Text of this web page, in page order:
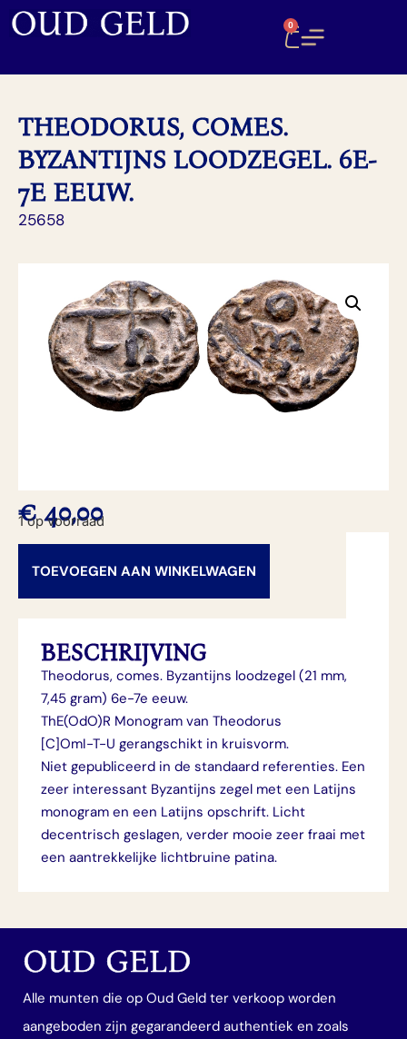
0
THEODORUS, COMES.
BYZANTIJNS LOODZEGEL. 6E-
7E EEUW.
25658
€40,00
1 op voorraad
TOEVOEGEN AAN WINKELWAGEN
BESCHRIJVING
Theodorus, comes. Byzantijns loodzegel (21 mm,
7,45 gram) 6e-7e eeuw.
ThE(OdO)R Monogram van Theodorus
[C]OmI-T-U gerangschikt in kruisvorm.
Niet gepubliceerd in de standaard referenties. Een
zeer interessant Byzantijns zegel met een Latijns
monogram en een Latijns opschrift. Licht
decentrisch geslagen, verder mooie zeer fraai met
een aantrekkelijke lichtbruine patina.
OUD GELD
Alle munten die op Oud Geld ter verkoop worden
aangeboden zijn gegarandeerd authentiek en zoals